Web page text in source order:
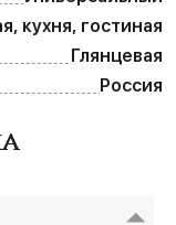
кухня, гостиная
Глянцевая
Россия